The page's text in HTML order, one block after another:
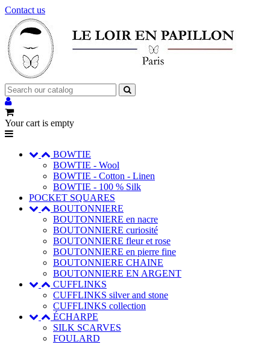
Contact us
Your cart is empty
BOWTIE
BOWTIE - Wool
BOWTIE - Cotton - Linen
BOWTIE - 100 % Silk
POCKET SQUARES
BOUTONNIERE
BOUTONNIERE en nacre
BOUTONNIERE curiosité
BOUTONNIERE fleur et rose
BOUTONNIERE en pierre fine
BOUTONNIERE CHAINE
BOUTONNIERE EN ARGENT
CUFFLINKS
CUFFLINKS silver and stone
CUFFLINKS collection
ÉCHARPE
SILK SCARVES
FOULARD